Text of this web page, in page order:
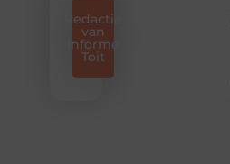
Redactie
van
Informe
Toit